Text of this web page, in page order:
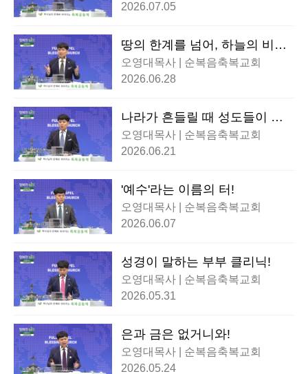
2026.07.05
땅의 한계를 넘어, 하늘의 비전
을 쏘아 올리라!
오영대목사 | 순복음축복교회
2026.06.28
나라가 흔들릴 때 성도들이 반
드시 해야할 한 가지!
오영대목사 | 순복음축복교회
2026.06.21
'예수'라는 이름의 터!
오영대목사 | 순복음축복교회
2026.06.07
성경이 말하는 부부 클리닉!
오영대목사 | 순복음축복교회
2026.05.31
은과 금은 없거니와!
오영대목사 | 순복음축복교회
2026.05.24